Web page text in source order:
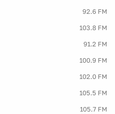
92.6 FM
103.8 FM
91.2 FM
100.9 FM
102.0 FM
105.5 FM
105.7 FM